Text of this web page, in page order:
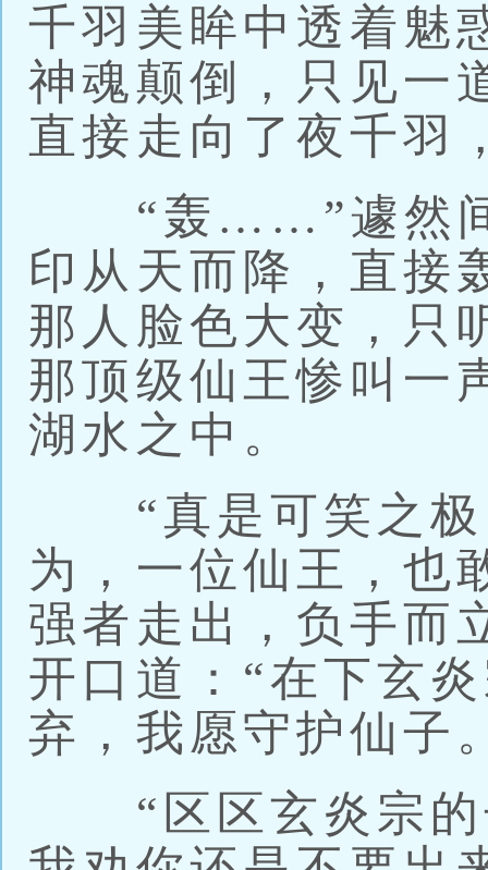
千羽美眸中透着魅
神魂颠倒，只见一
直接走向了夜千羽
“轰……”遽然间
印从天而降，直接
那人脸色大变，只
那顶级仙王惨叫一
湖水之中。
“真是可笑之极
为，一位仙王，也
强者走出，负手而
开口道：“在下玄
弃，我愿守护仙子
“区区玄炎宗的